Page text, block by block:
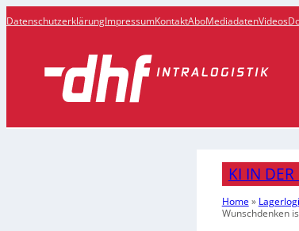
DatenschutzerklärungImpressumKontaktAboMediadatenVideos
KI IN DER
Home»
Wunschdenken